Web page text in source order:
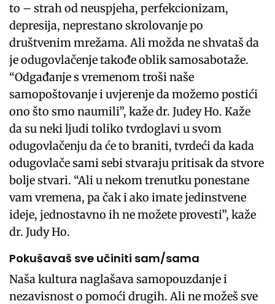
to – strah od neuspjeha, perfekcionizam,
depresija, neprestano skrolovanje po
društvenim mrežama. Ali možda ne shvataš da
je odugovlačenje takođe oblik samosabotaže.
“Odgađanje s vremenom troši naše
samopoštovanje i uvjerenje da možemo postići
ono što smo naumili”, kaže dr. Judey Ho. Kaže
da su neki ljudi toliko tvrdoglavi u svom
odugovlačenju da će to braniti, tvrdeći da kada
odugovlače sami sebi stvaraju pritisak da stvore
bolje stvari. “Ali u nekom trenutku ponestane
vam vremena, pa čak i ako imate jedinstvene
ideje, jednostavno ih ne možete provesti”, kaže
dr. Judy Ho.
Pokušavaš sve učiniti sam/sama
Naša kultura naglašava samopouzdanje i
nezavisnost o pomoći drugih. Ali ne možeš sve